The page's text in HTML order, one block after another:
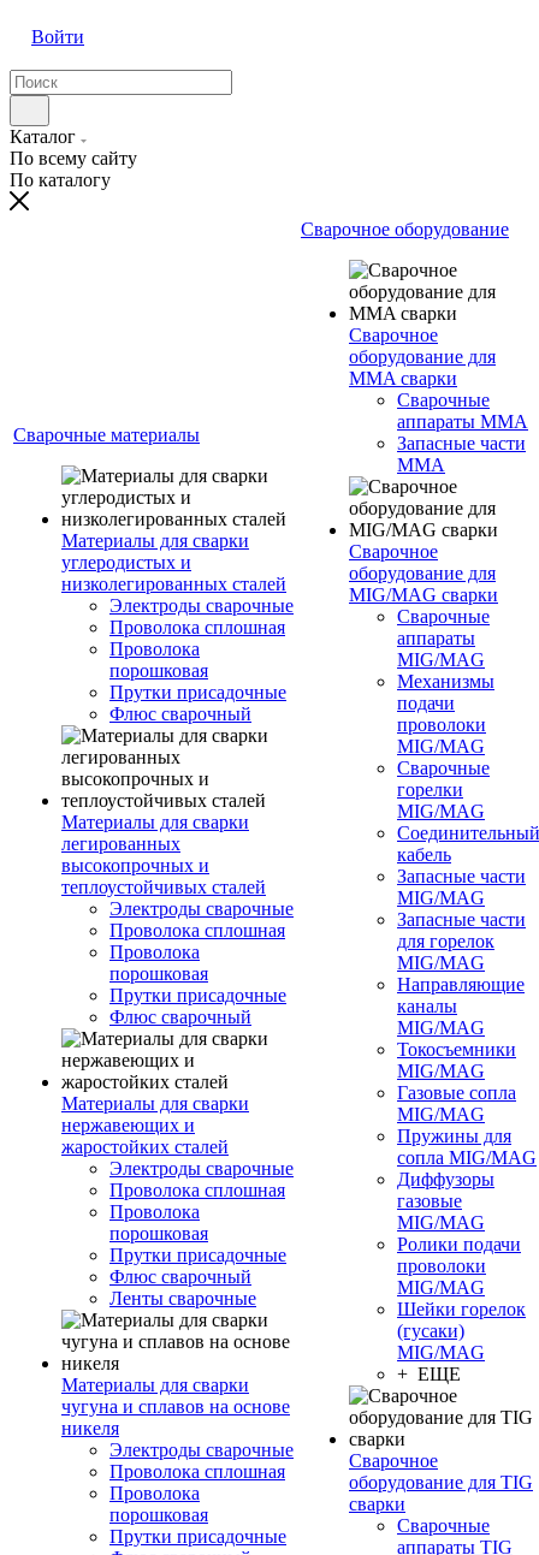
Войти
Каталог
По всему сайту
По каталогу
Сварочные материалы
Материалы для сварки
углеродистых и
низколегированных сталей
Электроды сварочные
Проволока сплошная
Проволока
порошковая
Прутки присадочные
Флюс сварочный
Материалы для сварки
легированных
высокопрочных и
теплоустойчивых сталей
Электроды сварочные
Проволока сплошная
Проволока
порошковая
Прутки присадочные
Флюс сварочный
Материалы для сварки
нержавеющих и
жаростойких сталей
Электроды сварочные
Проволока сплошная
Проволока
порошковая
Прутки присадочные
Флюс сварочный
Ленты сварочные
Материалы для сварки
чугуна и сплавов на основе
никеля
Электроды сварочные
Проволока сплошная
Проволока
порошковая
Прутки присадочные
Сварочное оборудование
Сварочное
оборудование для
MMA сварки
Сварочные
аппараты MMA
Запасные части
MMA
Сварочное
оборудование для
MIG/MAG сварки
Сварочные
аппараты
MIG/MAG
Механизмы
подачи
проволоки
MIG/MAG
Сварочные
горелки
MIG/MAG
Соединительный
кабель
Запасные части
MIG/MAG
Запасные части
для горелок
MIG/MAG
Направляющие
каналы
MIG/MAG
Токосъемники
MIG/MAG
Газовые сопла
MIG/MAG
Пружины для
сопла MIG/MAG
Диффузоры
газовые
MIG/MAG
Ролики подачи
проволоки
MIG/MAG
Шейки горелок
(гусаки)
MIG/MAG
+ ЕЩЕ
Сварочное
оборудование для TIG
сварки
Сварочные
аппараты TIG